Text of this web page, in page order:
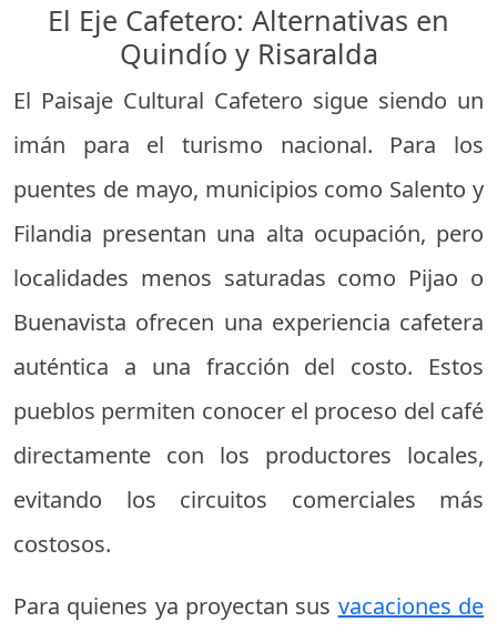
El Eje Cafetero: Alternativas en
Quindío y Risaralda
El Paisaje Cultural Cafetero sigue siendo un
imán para el turismo nacional. Para los
puentes de mayo, municipios como Salento y
Filandia presentan una alta ocupación, pero
localidades menos saturadas como Pijao o
Buenavista ofrecen una experiencia cafetera
auténtica a una fracción del costo. Estos
pueblos permiten conocer el proceso del café
directamente con los productores locales,
evitando los circuitos comerciales más
costosos.
Para quienes ya proyectan sus vacaciones de